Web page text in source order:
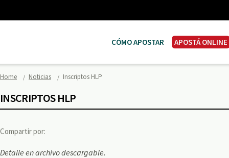
CÓMO APOSTAR APOSTÁ ONLINE
Home Noticias Inscriptos HLP
INSCRIPTOS HLP
Compartir por:
Detalle en archivo descargable.